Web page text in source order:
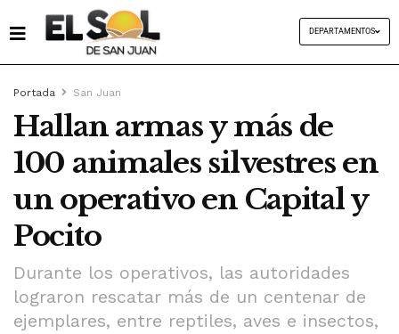
DEPARTAMENTOS
Portada San Juan
Hallan armas y más de
100 animales silvestres en
un operativo en Capital y
Pocito
Durante los operativos, las autoridades
lograron rescatar más de un centenar de
ejemplares, entre reptiles, aves e insectos,